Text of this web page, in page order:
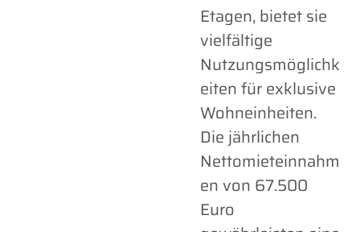
Etagen, bietet sie
vielfältige
Nutzungsmöglichk
eiten für exklusive
Wohneinheiten.
Die jährlichen
Nettomieteinnahm
en von 67.500
Euro